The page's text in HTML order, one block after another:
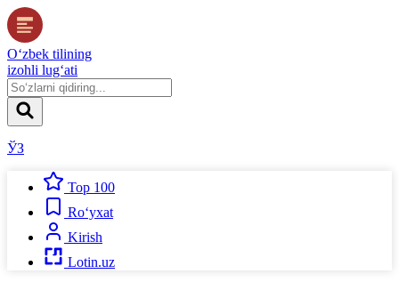
O‘zbek tilining
izohli lug‘ati
ЎЗ
Top 100
Ro‘yxat
Kirish
Lotin.uz